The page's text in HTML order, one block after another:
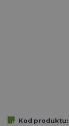
Kod produktu: